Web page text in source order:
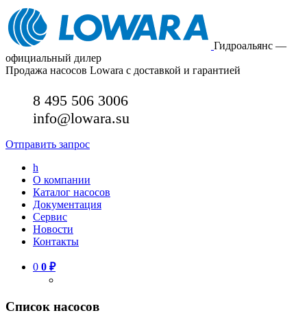
Гидроальянс —
официальный дилер
Продажа насосов Lowara с доставкой и гарантией
8 495 506 3006
info@lowara.su
Отправить запрос
h
О компании
Каталог насосов
Документация
Сервис
Новости
Контакты
0 0 ₽
Список насосов